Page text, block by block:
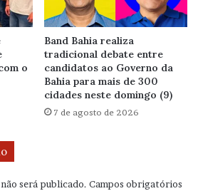
o
Band Bahia realiza
tradicional debate entre
candidatos ao Governo da
Bahia para mais de 300
cidades neste domingo (9)
7 de agosto de 2026
será publicado. Campos obrigatórios